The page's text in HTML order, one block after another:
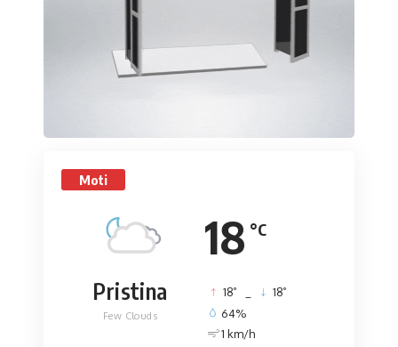
Moti
18 °C
Pristina
Few Clouds
18° 18°
64%
1 km/h